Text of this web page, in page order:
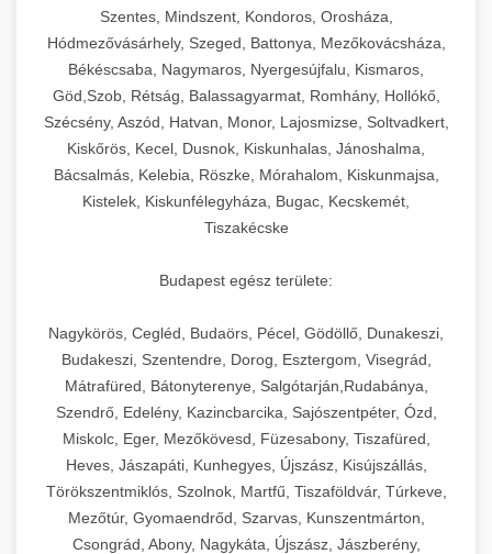
Szentes, Mindszent, Kondoros, Orosháza,
Hódmezővásárhely, Szeged, Battonya, Mezőkovácsháza,
Békéscsaba, Nagymaros, Nyergesújfalu, Kismaros,
Göd,Szob, Rétság, Balassagyarmat, Romhány, Hollókő,
Szécsény, Aszód, Hatvan, Monor, Lajosmizse, Soltvadkert,
Kiskőrös, Kecel, Dusnok, Kiskunhalas, Jánoshalma,
Bácsalmás, Kelebia, Röszke, Mórahalom, Kiskunmajsa,
Kistelek, Kiskunfélegyháza, Bugac, Kecskemét,
Tiszakécske
Budapest egész területe:
Nagykörös, Cegléd, Budaörs, Pécel, Gödöllő, Dunakeszi,
Budakeszi, Szentendre, Dorog, Esztergom, Visegrád,
Mátrafüred, Bátonyterenye, Salgótarján,Rudabánya,
Szendrő, Edelény, Kazincbarcika, Sajószentpéter, Ózd,
Miskolc, Eger, Mezőkövesd, Füzesabony, Tiszafüred,
Heves, Jászapáti, Kunhegyes, Újszász, Kisújszállás,
Törökszentmiklós, Szolnok, Martfű, Tiszaföldvár, Túrkeve,
Mezőtúr, Gyomaendrőd, Szarvas, Kunszentmárton,
Csongrád, Abony, Nagykáta, Újszász, Jászberény,